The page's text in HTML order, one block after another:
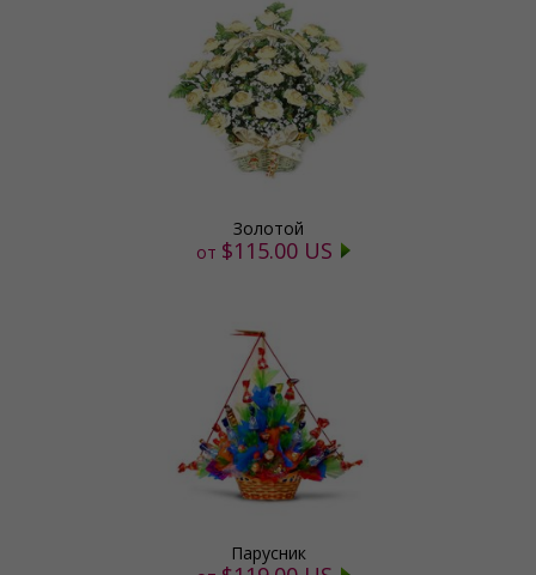
Золотой
от $115.00 US
Парусник